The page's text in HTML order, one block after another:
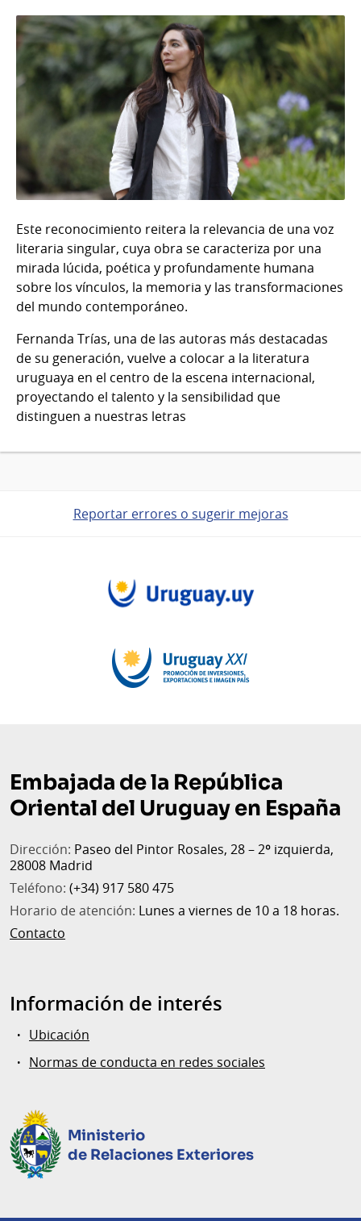
Este reconocimiento reitera la relevancia de una voz
literaria singular, cuya obra se caracteriza por una
mirada lúcida, poética y profundamente humana
sobre los vínculos, la memoria y las transformaciones
del mundo contemporáneo.
Fernanda Trías, una de las autoras más destacadas
de su generación, vuelve a colocar a la literatura
uruguaya en el centro de la escena internacional,
proyectando el talento y la sensibilidad que
distinguen a nuestras letras
Reportar errores o sugerir mejoras
Embajada de la República
Oriental del Uruguay en España
Dirección: Paseo del Pintor Rosales, 28 – 2º izquierda,
28008 Madrid
Teléfono: (+34) 917 580 475
Horario de atención: Lunes a viernes de 10 a 18 horas.
Contacto
Información de interés
Ubicación
Normas de conducta en redes sociales
Ministerio
de Relaciones Exteriores